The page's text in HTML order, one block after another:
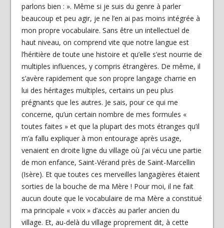
parlons bien : ». Même si je suis du genre à parler
beaucoup et peu agir, je ne l’en ai pas moins intégrée à
mon propre vocabulaire. Sans être un intellectuel de
haut niveau, on comprend vite que notre langue est
l’héritière de toute une histoire et qu’elle s’est nourrie de
multiples influences, y compris étrangères. De même, il
s’avère rapidement que son propre langage charrie en
lui des héritages multiples, certains un peu plus
prégnants que les autres. Je sais, pour ce qui me
concerne, qu’un certain nombre de mes formules «
toutes faites » et que la plupart des mots étranges qu’il
m’a fallu expliquer à mon entourage après usage,
venaient en droite ligne du village où j’ai vécu une partie
de mon enfance, Saint-Vérand près de Saint-Marcellin
(Isère). Et que toutes ces merveilles langagières étaient
sorties de la bouche de ma Mère ! Pour moi, il ne fait
aucun doute que le vocabulaire de ma Mère a constitué
ma principale « voix » d’accès au parler ancien du
village. Et, au-delà du village proprement dit, à cette